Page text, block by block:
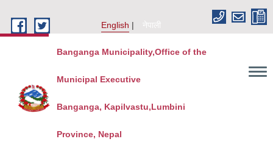
English
नेपाली
Banganga Municipality,Office of the
Municipal Executive
Banganga, Kapilvastu,Lumbini
Province, Nepal